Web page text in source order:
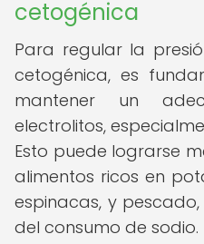
cetogénica
Para regular la
cetogénica, es
mantener un
electrolitos,
Esto puede lograrse
alimentos ricos en
espinacas, y
del consumo de sodio.